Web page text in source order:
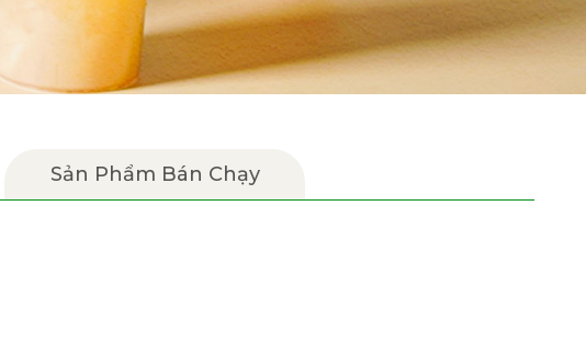
Sản Phẩm Bán Chạy